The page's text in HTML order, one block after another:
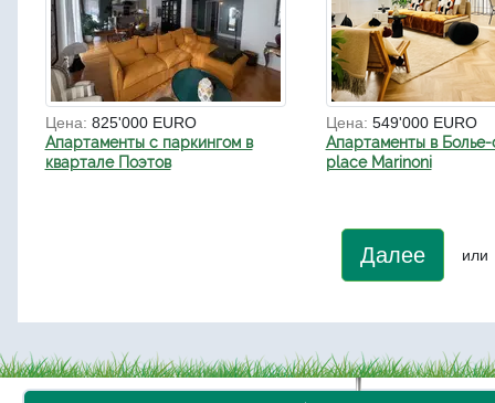
Цена: 825'000 EURO
Апартаменты с паркингом в
квартале Поэтов
Цена: 549'000 EURO
Апартаменты в
place Marinoni
Далее или